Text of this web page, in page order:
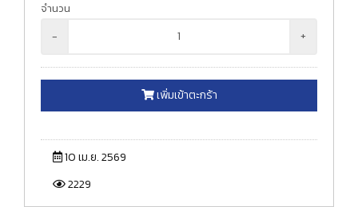
จำนวน
- +
เพิ่มเข้าตะกร้า
10 เม.ย. 2569
2229